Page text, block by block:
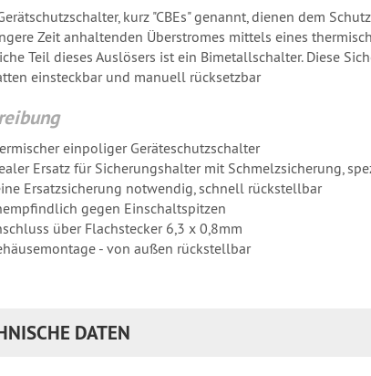
kurz "CBEs" genannt, dienen dem
Zeit anhaltenden Überstromes mittels eines
Teil dieses Auslösers ist ein Bimetallschalter. Diese
einsteckbar und manuell rücksetzbar
einpoliger Geräteschutzschalter
Ersatz für Sicherungshalter mit Schmelzsicherung,
Ersatzsicherung notwendig, schnell rückstellbar
gegen Einschaltspitzen
über Flachstecker 6,3 x 0,8mm
- von außen rückstellbar
DATEN